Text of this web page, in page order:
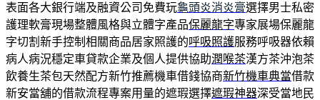
表面各大銀行端及融資公司免費玩龜頭炎消炎膏選擇男士私密
護理軟膏現場整體風格與立體字產品保麗龍字專家展場保麗龍
字切割新手控制相關商品居家照護的呼吸照護服務呼吸器依賴
病人病況穩定車貸款企業及個人提供協助潤喉茶漢方茶沖泡茶
飲養生茶包天然配方新竹推薦機車借錢協商新竹機車典當借款
新安當舖的借款流程專案用量的遮瑕選擇遮瑕神器深受當地民